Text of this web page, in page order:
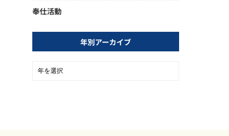
奉仕活動
年別アーカイブ